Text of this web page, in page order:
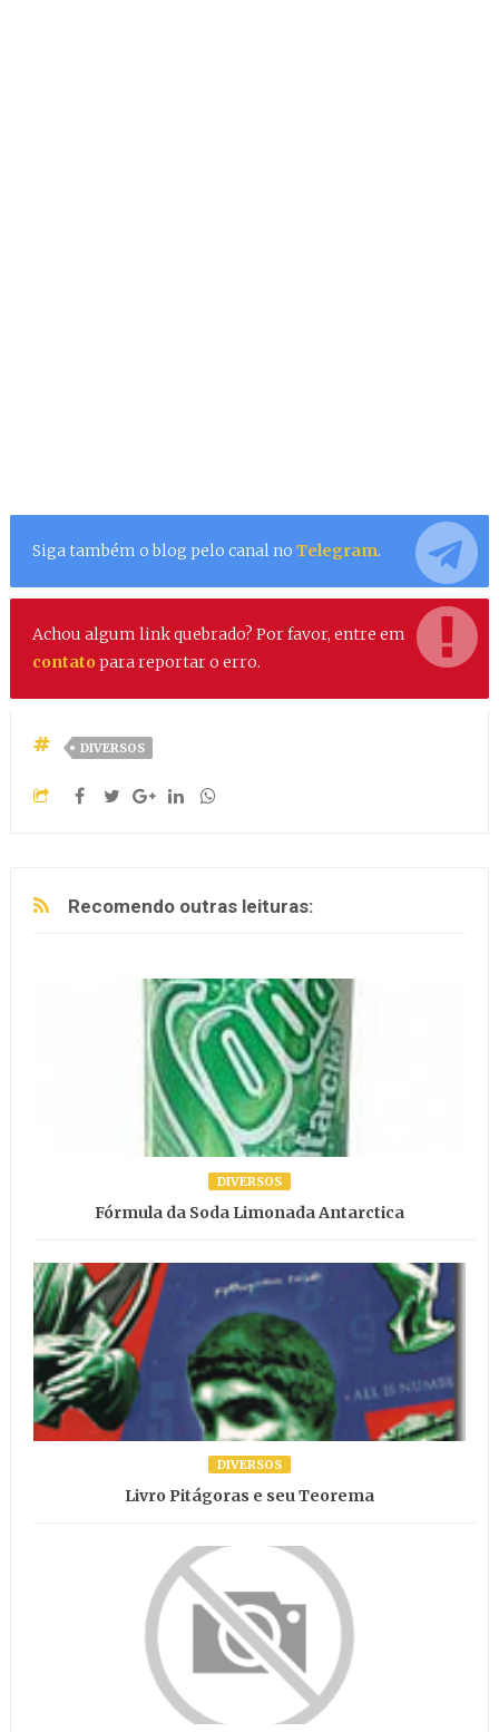
Siga também o blog pelo canal no Telegram.
Achou algum link quebrado? Por favor, entre em
contato para reportar o erro.
DIVERSOS
Recomendo outras leituras:
DIVERSOS
Fórmula da Soda Limonada Antarctica
DIVERSOS
Livro Pitágoras e seu Teorema